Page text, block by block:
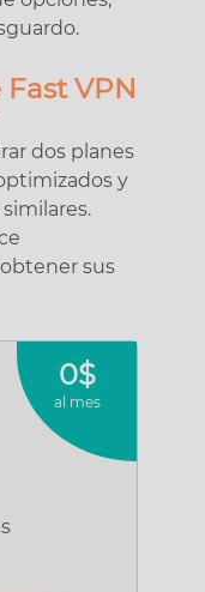
VPN
dos planes
y
sus
0$
al mes